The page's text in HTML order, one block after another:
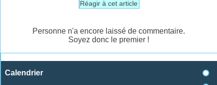
Réagir à cet article
Personne n'a encore laissé de commentaire.
Soyez donc le premier !
Calendrier